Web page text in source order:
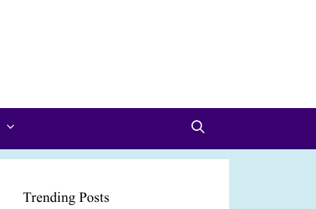
Trending Posts